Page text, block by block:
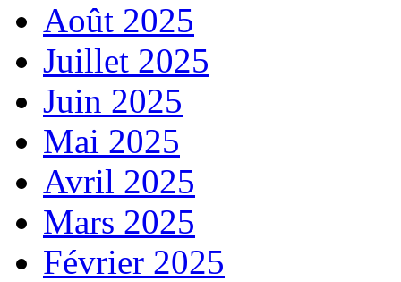
Août 2025
Juillet 2025
Juin 2025
Mai 2025
Avril 2025
Mars 2025
Février 2025